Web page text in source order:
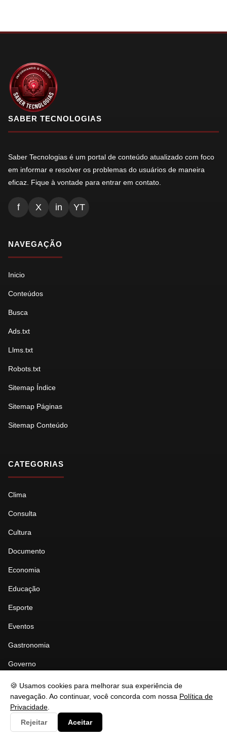
🍪 Usamos cookies para melhorar sua experiência de
navegação. Ao continuar, você concorda com nossa Política de
Privacidade
Rejeitar
Aceitar
SABER TECNOLOGIAS
Saber Tecnologias é um portal de conteúdo atualizado com foco
em informar e resolver os problemas do usuários de maneira
eficaz. Fique à vontade para entrar em contato.
f X in YT
NAVEGAÇÃO
Inicio
Conteúdos
Busca
Ads.txt
Llms.txt
Robots.txt
Sitemap Índice
Sitemap Páginas
Sitemap Conteúdo
CATEGORIAS
Clima
Consulta
Cultura
Documento
Economia
Educação
Esporte
Eventos
Gastronomia
Governo
Política
Saúde
Segurança